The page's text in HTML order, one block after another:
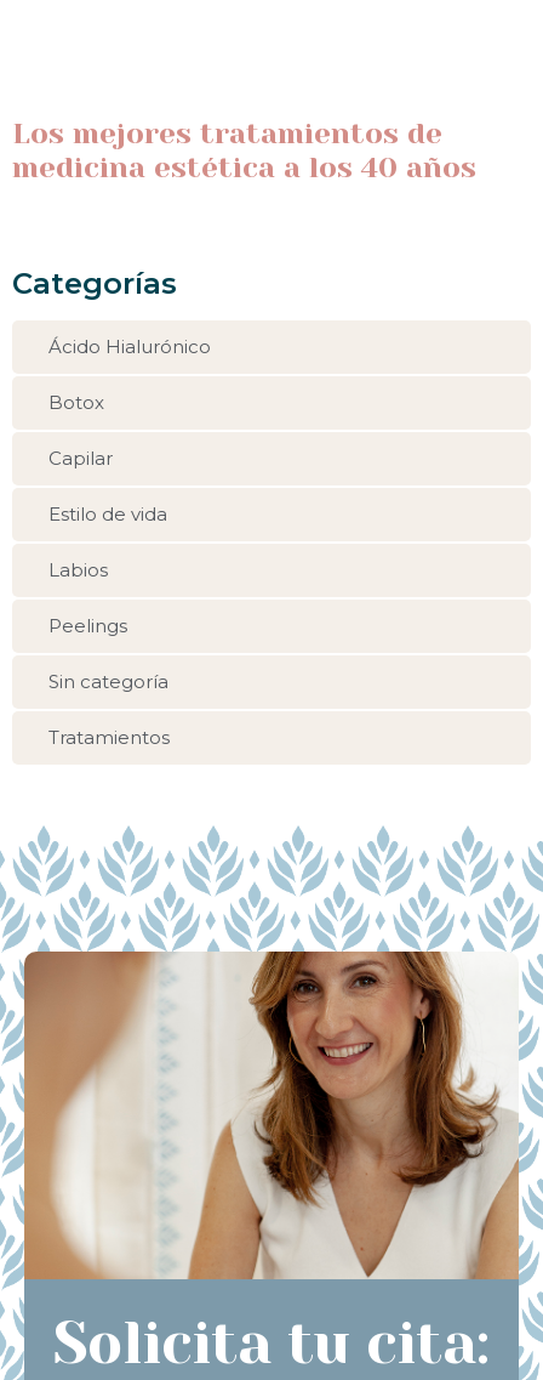
Los mejores tratamientos de
medicina estética a los 40 años
Categorías
Ácido Hialurónico
Botox
Capilar
Estilo de vida
Labios
Peelings
Sin categoría
Tratamientos
Solicita tu cita: